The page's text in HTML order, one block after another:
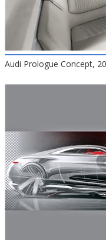
Audi Prologue Concept,